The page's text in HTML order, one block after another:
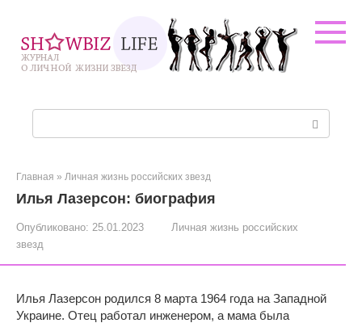
контенту
Главная » Личная жизнь российских звезд
Илья Лазерсон: биография
Опубликовано: 25.01.2023
Личная жизнь российских
звезд
Илья Лазерсон родился 8 марта 1964 года на Западной
Украине. Отец работал инженером, а мама была